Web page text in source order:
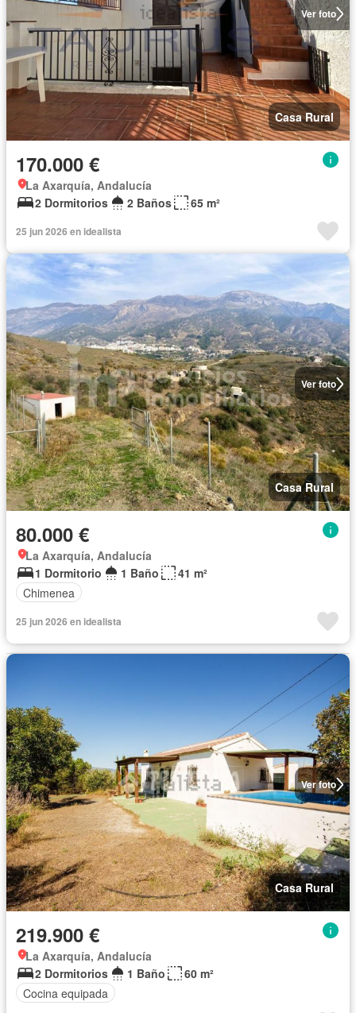
Ver foto
Casa Rural
170.000 €
La Axarquía, Andalucía
2 Dormitorios
2 Baños 65 m²
25 jun 2026 en idealista
Ver foto
Casa Rural
80.000 €
La Axarquía, Andalucía
1 Dormitorio
1 Baño
41 m²
Chimenea
25 jun 2026 en idealista
Ver foto
Casa Rural
219.900 €
La Axarquía, Andalucía
2 Dormitorios
1 Baño
60 m²
Cocina equipada